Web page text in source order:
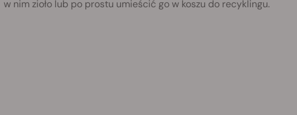
w nim zioło lub po prostu umieścić go w koszu do recyklingu.